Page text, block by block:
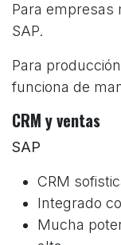
Para
SAP.
Para
funciona de
CRM y ventas
SAP
CRM
Integrado
Mucha